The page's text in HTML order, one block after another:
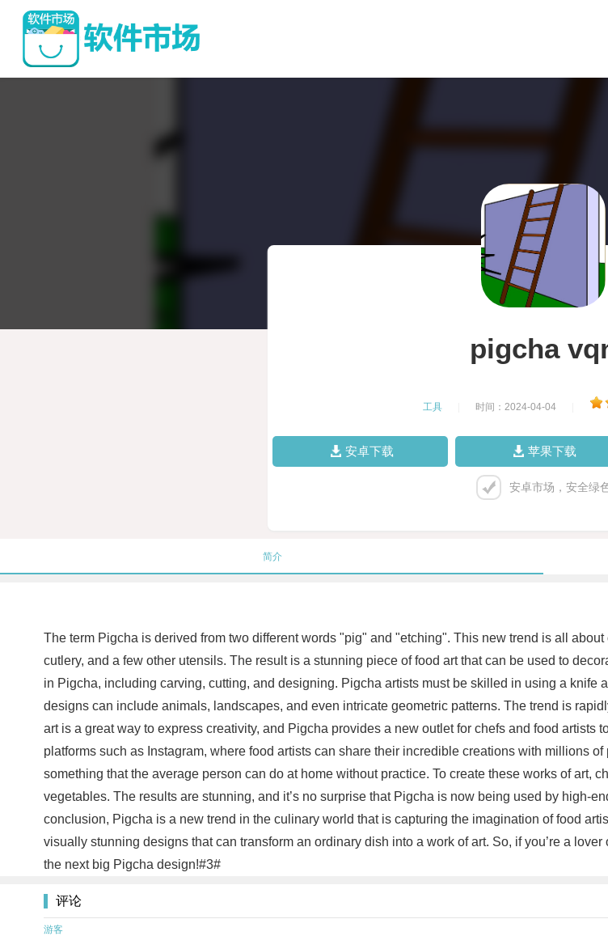
pigcha
工具 时间：2024-04-04
安卓下载 苹果下载
安卓市场，安全绿
简介
The term Pigcha is derived from two different words "pig" and "etching". This new trend is all
cutlery, and a few other utensils. The result is a stunning piece of food art that can be used to
in Pigcha, including carving, cutting, and designing. Pigcha artists must be skilled in using a knife
designs can include animals, landscapes, and even intricate geometric patterns. The trend is
art is a great way to express creativity, and Pigcha provides a new outlet for chefs and food
platforms such as Instagram, where food artists can share their incredible creations with millions
something that the average person can do at home without practice. To create these works of art,
vegetables. The results are stunning, and it’s no surprise that Pigcha is now being used by high-
conclusion, Pigcha is a new trend in the culinary world that is capturing the imagination of food
visually stunning designs that can transform an ordinary dish into a work of art. So, if you’re a
the next big Pigcha design!#3#
评论
游客